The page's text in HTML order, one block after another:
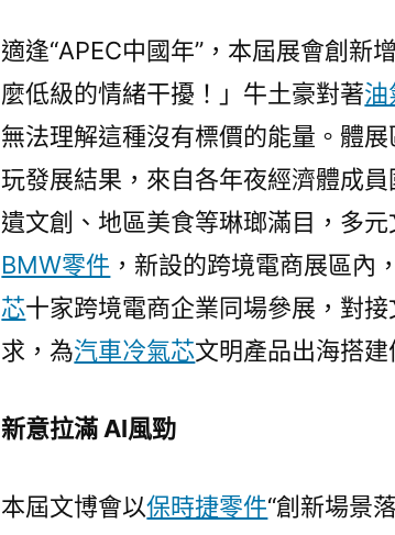
適逢“APEC中國年”，本屆展會創新
麼低級的情緒干擾！」牛土豪對著油
無法理解這種沒有標價的能量。體
玩發展結果，來自各年夜經濟體成
遺文創、地區美食等琳瑯滿目，多
BMW零件 ，新設的跨境電商展區內
芯十家跨境電商企業同場參展，對接
求，為汽車冷氣芯文明產品出海搭建
新意拉滿 AI風勁
本屆文博會以保時捷零件“創新場景